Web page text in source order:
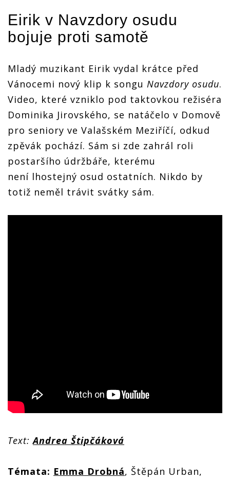
Eirik v Navzdory osudu
bojuje proti samotě
Mladý muzikant Eirik vydal krátce před
Vánocemi nový klip k songu Navzdory osudu.
Video, které vzniklo pod taktovkou režiséra
Dominika Jirovského, se natáčelo v Domově
pro seniory ve Valašském Meziříčí, odkud
zpěvák pochází. Sám si zde zahrál roli
postaršího údržbáře, kterému
není lhostejný osud ostatních. Nikdo by
totiž neměl trávit svátky sám.
Text:Andrea Štipčáková
Témata: Emma Drobná, Štěpán Urban,